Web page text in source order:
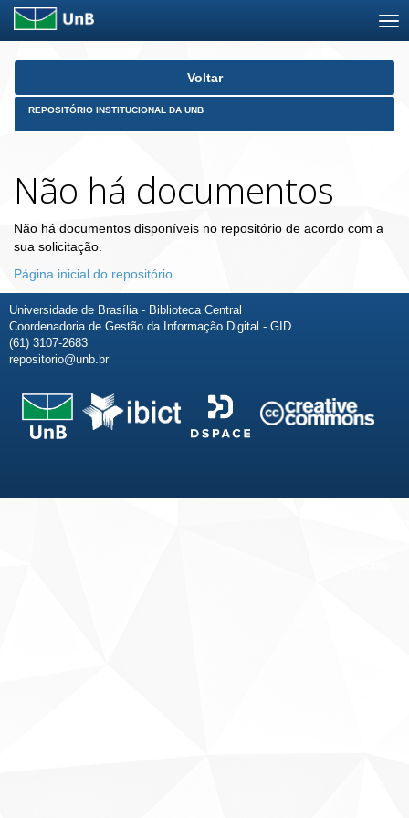
Skip
Voltar
REPOSITÓRIO INSTITUCIONAL DA UNB
Não há documentos
Não há documentos disponíveis no repositório de acordo com a
sua solicitação.
Página inicial do repositório
Universidade de Brasília - Biblioteca Central
Coordenadoria de Gestão da Informação Digital - GID
(61) 3107-2683
repositorio@unb.br